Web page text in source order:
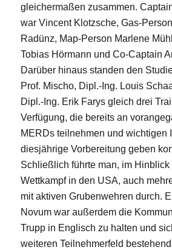
gleichermaßen zusammen.
war Vincent Klotzsche, Gas-
Radünz, Map-Person Marlene
Tobias Hörmann und Co-Captain
Darüber hinaus standen den
Prof. Mischo, Dipl.-Ing. Louis
Dipl.-Ing. Erik Farys gleich drei
Verfügung, die bereits an
MERDs teilnehmen und wichtigen
diesjährige Vorbereitung geben
Schließlich führte man, im Hinblick
Wettkampf in den USA, auch
mit aktiven Grubenwehren durch.
Novum war außerdem die
Trupp in Englisch zu halten und
weiteren Teilnehmerfeld